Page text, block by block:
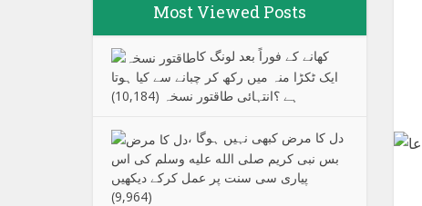
Most Viewed Posts
کھانے کے فوراً بعد لونگ کا
ایک ٹکڑا منہ میں رکھ کر چبانے سے کیا ہوتا
ہے ؟انتہائی طاقتور نسخہ
(10,184)
دل کا مرض کبھی نہیں ہوگا ،
بس نبی کریم صلی الله علیه وسلم کی اس
پیاری سی سنت پر عمل کرکے دیکھیں
(9,964)